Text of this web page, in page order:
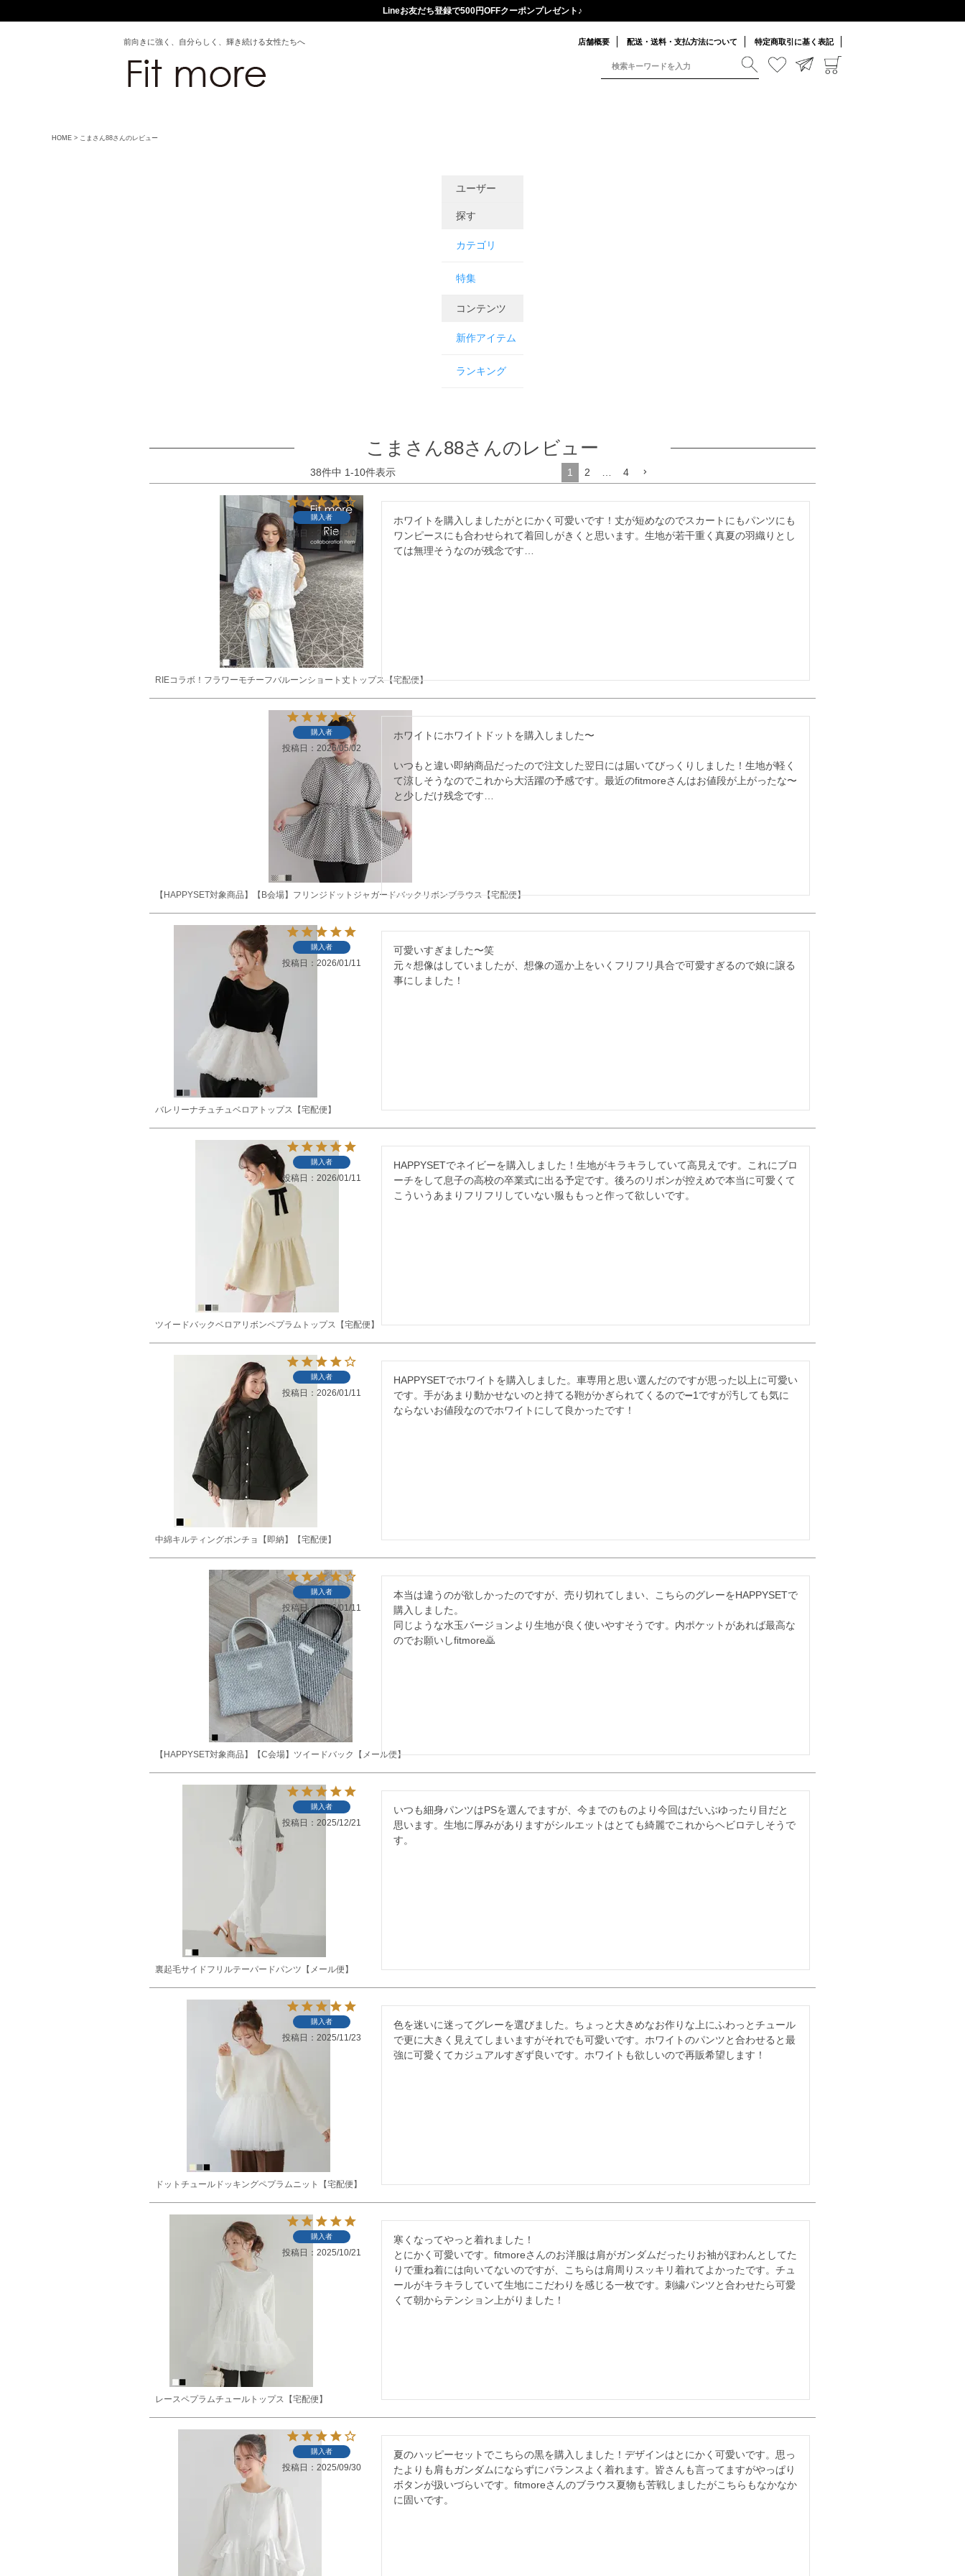
Lineお友だち登録で500円OFFクーポンプレゼント♪
前向きに強く、自分らしく、輝き続ける女性たちへ 店舗概要 配送・送料・支払方法について 特定商取引に基く表記
HOME こまさん88さんのレビュー
ユーザー
探す
カテゴリ
特集
コンテンツ
新作アイテム
ランキング
こまさん88さんのレビュー
38件中 1-10件表示 1 2 4
RIEコラボ！フラワーモチーフバルーンショート丈トップス【宅配便】
購入者
投稿日 2026/05/05
ホワイトを購入しましたがとにかく可愛いです！丈が短めなのでスカートにもパンツにも
ワンピースにも合わせられて着回しがきくと思います。生地が若干重く真夏の羽織りとし
ては無理そうなのが残念です…
【HAPPYSET対象商品】【B会場】フリンジドットジャガードバックリボンブラウス【宅配便】
購入者
投稿日 2026/05/02
ホワイトにホワイトドットを購入しました〜
いつもと違い即納商品だったので注文した翌日には届いてびっくりしました！生地が軽く
て涼しそうなのでこれから大活躍の予感です。最近のfitmoreさんはお値段が上がったな〜
と少しだけ残念です…
バレリーナチュチュベロアトップス【宅配便】
購入者
投稿日 2026/01/11
可愛いすぎました〜笑
元々想像はしていましたが、想像の遥か上をいくフリフリ具合で可愛すぎるので娘に譲る
事にしました！
ツイードバックベロアリボンペプラムトップス【宅配便】
購入者
投稿日 2026/01/11
HAPPYSETでネイビーを購入しました！生地がキラキラしていて高見えです。これにブロ
ーチをして息子の高校の卒業式に出る予定です。後ろのリボンが控えめで本当に可愛くて
こういうあまりフリフリしていない服ももっと作って欲しいです。
中綿キルティングポンチョ【即納】【宅配便】
購入者
投稿日 2026/01/11
HAPPYSETでホワイトを購入しました。車専用と思い選んだのですが思った以上に可愛い
です。手があまり動かせないのと持てる鞄がかぎられてくるので➖1ですが汚しても気に
ならないお値段なのでホワイトにして良かったです！
【HAPPYSET対象商品】【C会場】ツイードバック【メール便】
購入者
投稿日 2026/01/11
本当は違うのが欲しかったのですが、売り切れてしまい、こちらのグレーをHAPPYSETで
購入しました。
同じような水玉バージョンより生地が良く使いやすそうです。内ポケットがあれば最高な
のでお願いしfitmore🙇
裏起毛サイドフリルテーパードパンツ【メール便】
購入者
投稿日 2025/12/21
いつも細身パンツはPSを選んでますが、今までのものより今回はだいぶゆったり目だと
思います。生地に厚みがありますがシルエットはとても綺麗でこれからヘビロテしそうで
す。
ドットチュールドッキングペプラムニット【宅配便】
購入者
投稿日 2025/11/23
色を迷いに迷ってグレーを選びました。ちょっと大きめなお作りな上にふわっとチュール
で更に大きく見えてしまいますがそれでも可愛いです。ホワイトのパンツと合わせると最
強に可愛くてカジュアルすぎず良いです。ホワイトも欲しいので再販希望します！
レースペプラムチュールトップス【宅配便】
購入者
投稿日 2025/10/21
寒くなってやっと着れました！
とにかく可愛いです。fitmoreさんのお洋服は肩がガンダムだったりお袖がぽわんとしてた
りで重ね着には向いてないのですが、こちらは肩周りスッキリ着れてよかったです。チュ
ールがキラキラしていて生地にこだわりを感じる一枚です。刺繍パンツと合わせたら可愛
くて朝からテンション上がりました！
購入者
投稿日 2025/09/30
夏のハッピーセットでこちらの黒を購入しました！デザインはとにかく可愛いです。思っ
たよりも肩もガンダムにならずにバランスよく着れます。皆さんも言ってますがやっぱり
ボタンが扱いづらいです。fitmoreさんのブラウス夏物も苦戦しましたがこちらもなかなか
に固いです。